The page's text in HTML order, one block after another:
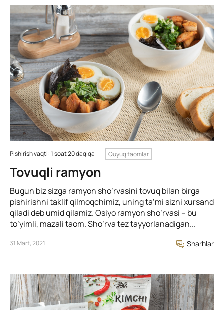
Pishirish vaqti: 1 soat 20 daqiqa Quyuq taomlar
Tovuqli ramyon
Bugun biz sizga ramyon sho’rvasini tovuq bilan birga
pishirishni taklif qilmoqchimiz, uning ta’mi sizni xursand
qiladi deb umid qilamiz. Osiyo ramyon sho’rvasi – bu
to’yimli, mazali taom. Sho’rva tez tayyorlanadigan...
31 Mart, 2021 Sharhlar